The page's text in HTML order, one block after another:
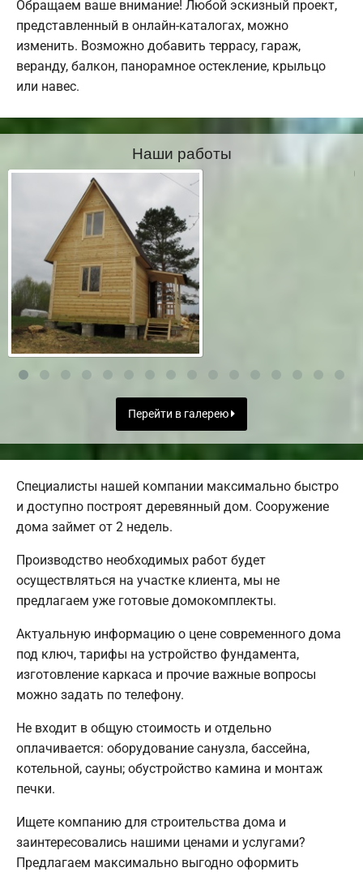
Обращаем ваше внимание! Любой эскизный проект,
представленный в онлайн-каталогах, можно
изменить. Возможно добавить террасу, гараж,
веранду, балкон, панорамное остекление, крыльцо
или навес.
Наши работы
Перейти в галерею
Специалисты нашей компании максимально быстро
и доступно построят деревянный дом. Сооружение
дома займет от 2 недель.
Производство необходимых работ будет
осуществляться на участке клиента, мы не
предлагаем уже готовые домокомплекты.
Актуальную информацию о цене современного дома
под ключ, тарифы на устройство фундамента,
изготовление каркаса и прочие важные вопросы
можно задать по телефону.
Не входит в общую стоимость и отдельно
оплачивается: оборудование санузла, бассейна,
котельной, сауны; обустройство камина и монтаж
печки.
Ищете компанию для строительства дома и
заинтересовались нашими ценами и услугами?
Предлагаем максимально выгодно оформить